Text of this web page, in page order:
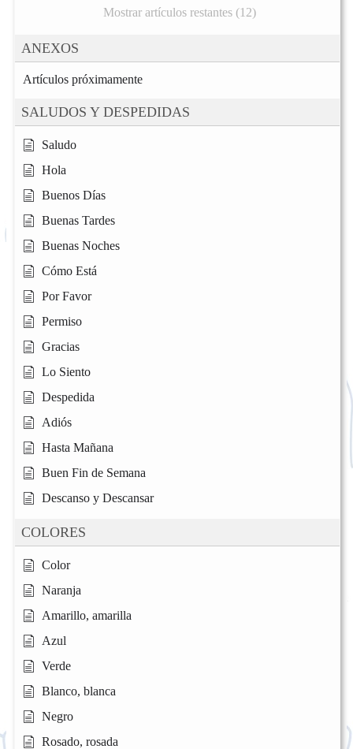
Mostrar artículos restantes (12)
ANEXOS
Artículos próximamente
SALUDOS Y DESPEDIDAS
Saludo
Hola
Buenos Días
Buenas Tardes
Buenas Noches
Cómo Está
Por Favor
Permiso
Gracias
Lo Siento
Despedida
Adiós
Hasta Mañana
Buen Fin de Semana
Descanso y Descansar
COLORES
Color
Naranja
Amarillo, amarilla
Azul
Verde
Blanco, blanca
Negro
Rosado, rosada